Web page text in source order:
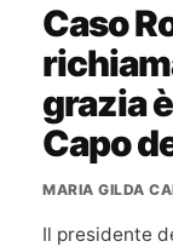
Caso
grazia
Capo
MARIA GILDA
Il presidente